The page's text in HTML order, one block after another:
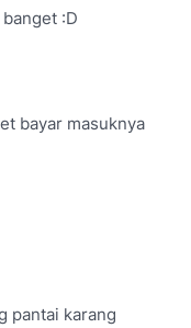
:D
bayar masuknya
pantai karang